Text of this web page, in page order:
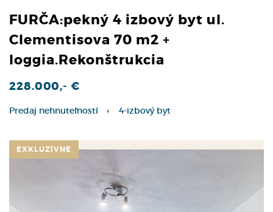
FURČA:pekný 4 izbový byt ul.
Clementisova 70 m2 +
loggia.Rekonštrukcia
228.000,- €
Predaj nehnuteľností 4-izbový byt
EXKLUZÍVNE